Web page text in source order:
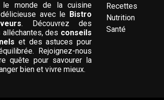
le monde de la cuisine
avec le Bistro
. Découvrez des
alléchantes, des conseils
et des astuces pour
Rejoignez-nous
quête pour savourer la
bien et vivre mieux.
Recettes
Nutrition
Santé